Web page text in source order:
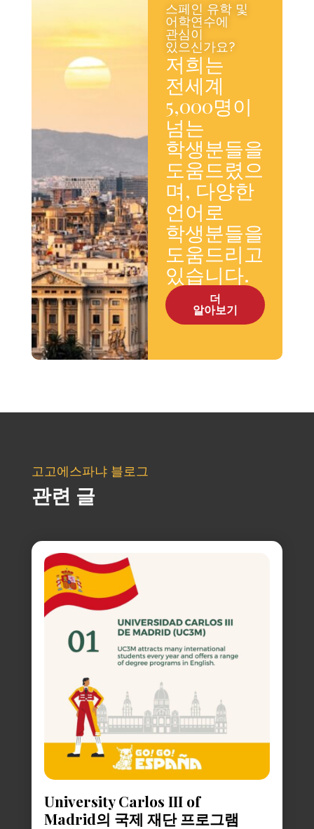
스페인 유학 및
어학연수에
관심이
있으신가요?
저희는
전세계
5,000명이
넘는
학생분들을
도움드렸으
며, 다양한
언어로
학생분들을
도움드리고
있습니다.
더
알아보기
고고에스파냐 블로그
관련 글
University Carlos III of
Madrid의 국제 재단 프로그램